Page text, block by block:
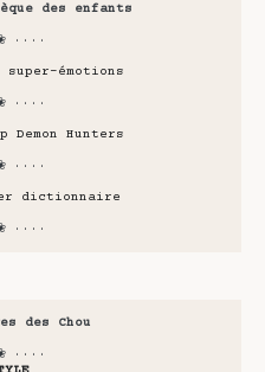
des enfants
····
émotions
····
Demon Hunters
····
dictionnaire
····
des Chou
····